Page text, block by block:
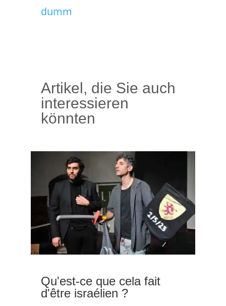
dumm
Artikel, die Sie auch
interessieren
könnten
Qu'est-ce que cela fait
d'être israélien ?